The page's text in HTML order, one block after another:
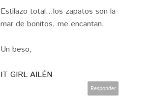
Estilazo total...los zapatos son la
mar de bonitos, me encantan.
Un beso,
IT GIRL AILÉN
Responder